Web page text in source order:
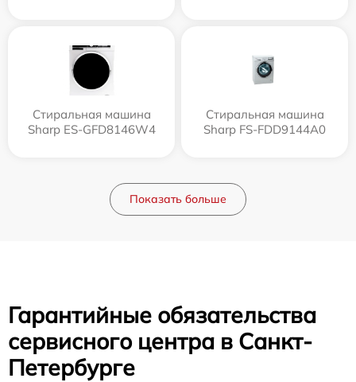
Стиральная машина
Sharp ES-GFD8146W4
Стиральная машина
Sharp FS-FDD9144A0
Показать больше
Гарантийные обязательства
сервисного центра в Санкт-
Петербурге